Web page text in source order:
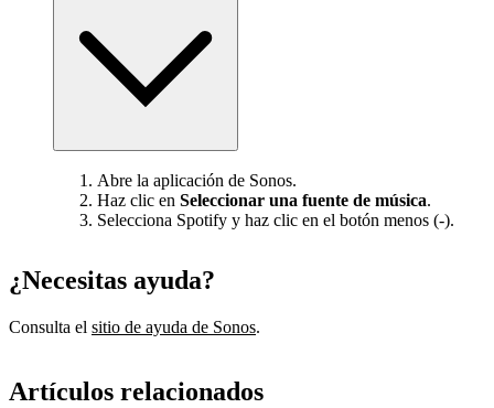
Abre la aplicación de Sonos.
Haz clic en Seleccionar una fuente de música.
Selecciona Spotify y haz clic en el botón menos (-).
¿Necesitas ayuda?
Consulta el sitio de ayuda de Sonos.
Artículos relacionados